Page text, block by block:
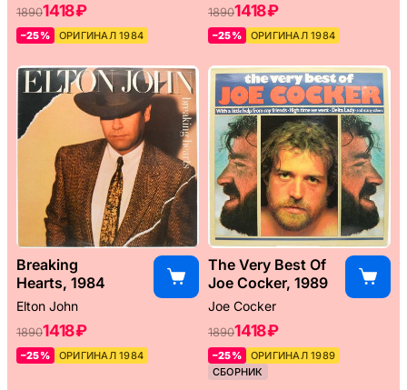
18901418 ₽
–25% ОРИГИНАЛ 1984
18901418 ₽
–25% ОРИГИНАЛ 1984
Breaking
Hearts, 1984
Elton John
18901418 ₽
–25% ОРИГИНАЛ 1984
The Very Best Of
Joe Cocker, 1989
Joe Cocker
18901418 ₽
–25%
ОРИГИНАЛ 1989
СБОРНИК